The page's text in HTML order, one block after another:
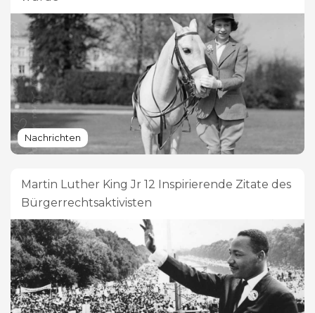
Nachrichten
Martin Luther King Jr 12 Inspirierende Zitate des
Bürgerrechtsaktivisten